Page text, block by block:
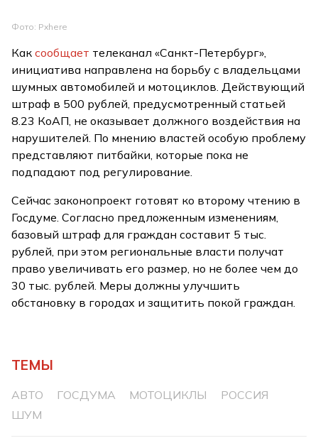
Фото: Pxhere
Каксообщает телеканал «Санкт-Петербург»,
инициатива направлена на борьбу с владельцами
шумных автомобилей и мотоциклов. Действующий
штраф в 500 рублей, предусмотренный статьей
8.23 КоАП, не оказывает должного воздействия на
нарушителей. По мнению властей особую проблему
представляют питбайки, которые пока не
подпадают под регулирование.
Сейчас законопроект готовят ко второму чтению в
Госдуме. Согласно предложенным изменениям,
базовый штраф для граждан составит 5 тыс.
рублей, при этом региональные власти получат
право увеличивать его размер, но не более чем до
30 тыс. рублей. Меры должны улучшить
обстановку в городах и защитить покой граждан.
ТЕМЫ
АВТО ГОСДУМА МОТОЦИКЛЫ
РОССИЯ
ШУМ